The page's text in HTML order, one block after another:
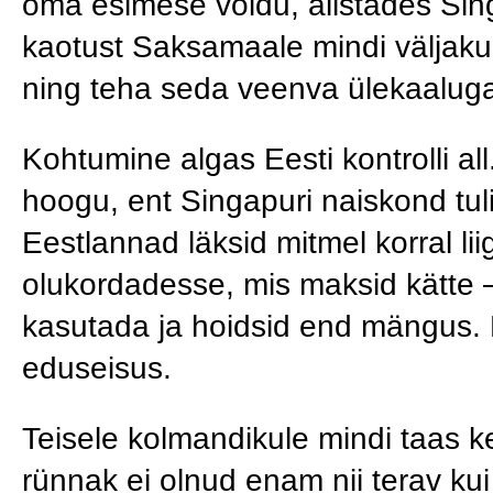
kaotust Saksamaale mindi
ning teha seda veenva
Kohtumine algas Eesti kontrolli
hoogu, ent Singapuri naiskond
Eestlannad läksid mitmel korral
olukordadesse, mis maksid kätte
kasutada ja hoidsid end
eduseisus.
Teisele kolmandikule mindi taas
rünnak ei olnud enam nii terav